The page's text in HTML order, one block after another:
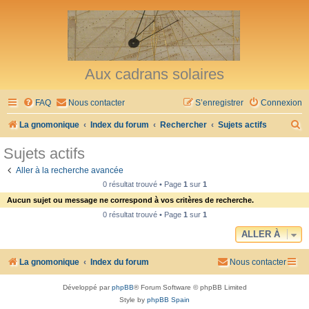
Aux cadrans solaires
FAQ Nous contacter Connexion
S’enregistrer
La gnomonique Index du forum Rechercher Sujets actifs
h
Sujets actifs
Aller à la recherche avancée
0 résultat trouvé • Page 1sur 1
Aucun sujet ou message ne correspond à vos critères de recherche.
0 résultat trouvé • Page 1sur 1
ALLER À
La gnomonique Index du forum Nous contacter
Développé parphpBB® Forum Software © phpBB Limited
Style by phpBB Spain